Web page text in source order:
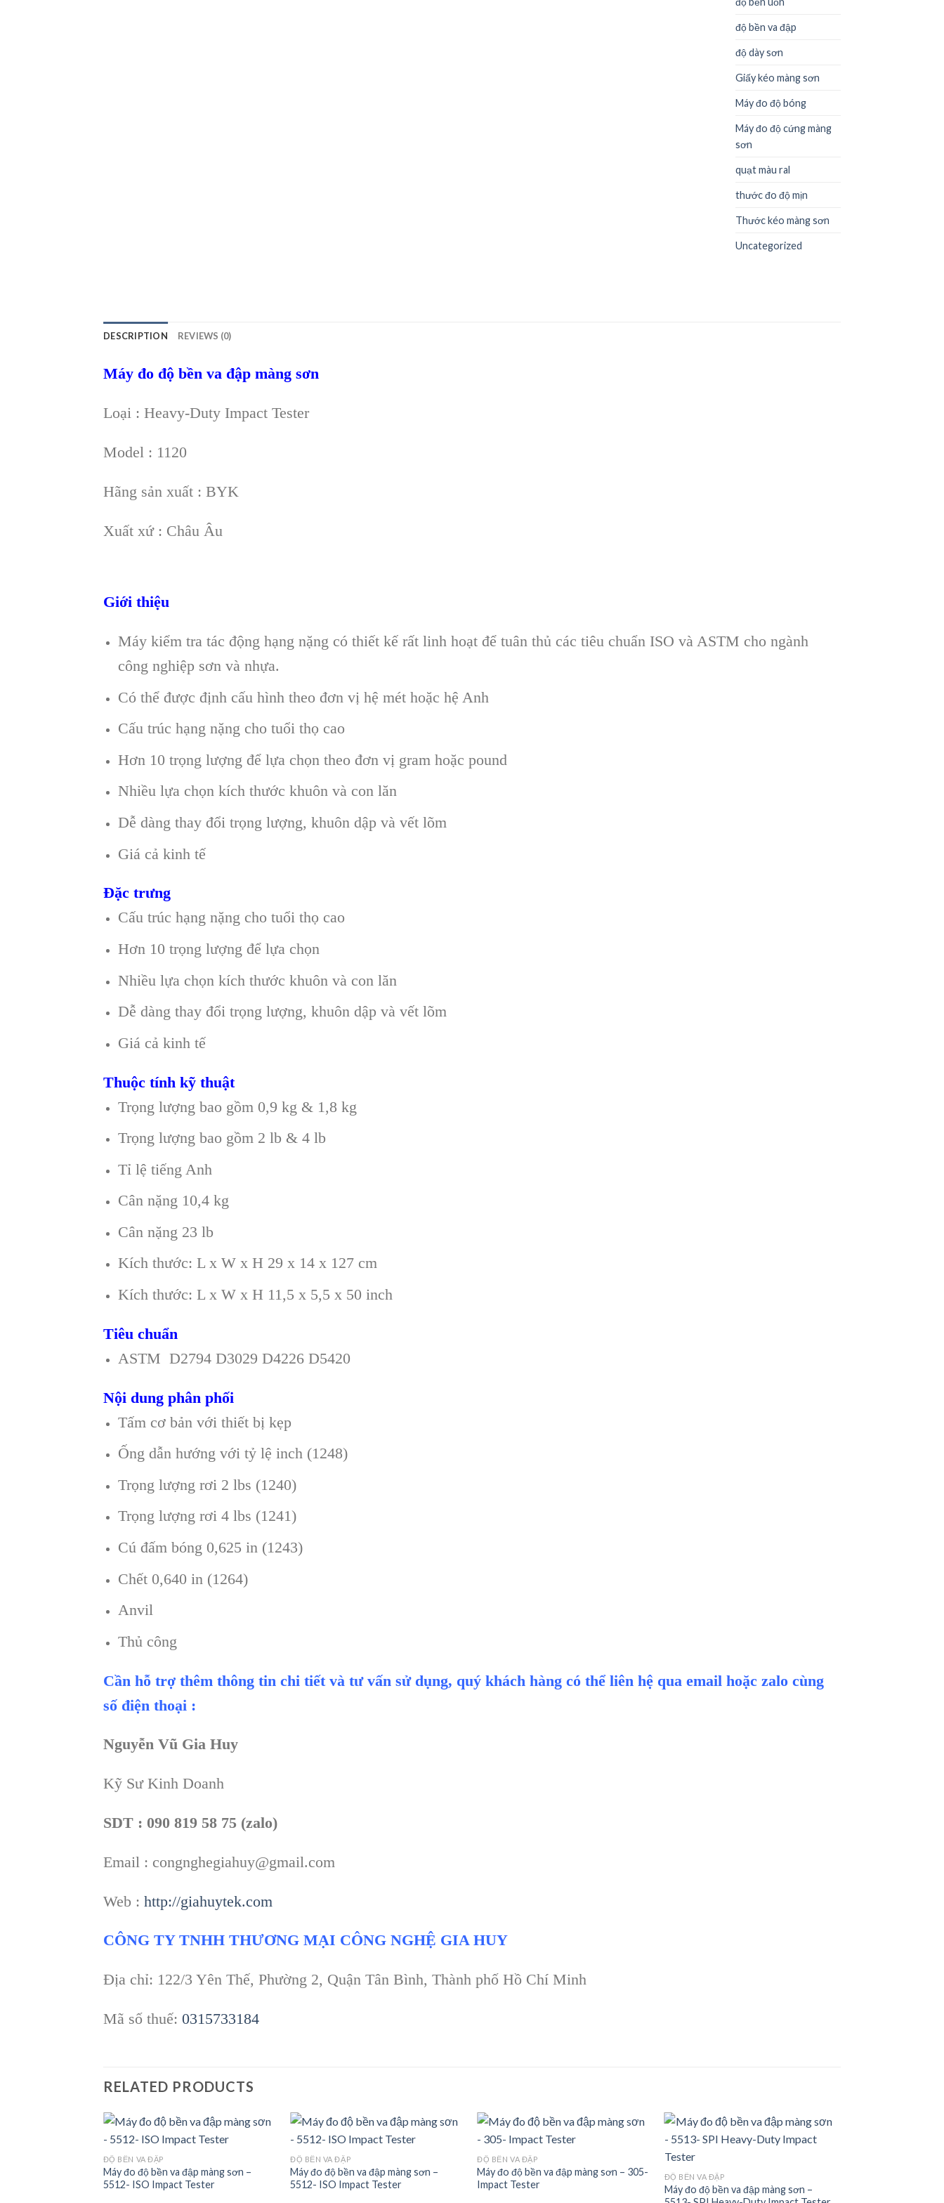
độ bền va đập
độ dày sơn
Giấy kéo màng sơn
Máy đo độ bóng
Máy đo độ cứng màng
sơn
quạt màu ral
thước đo độ mịn
Thước kéo màng sơn
Uncategorized
DESCRIPTION REVIEWS (0)
Máy đo độ bền va đập màng sơn
Loại : Heavy-Duty Impact Tester
Model : 1120
Hãng sản xuất : BYK
Xuất xứ : Châu Âu
Giới thiệu
Máy kiểm tra tác động hạng nặng có thiết kế rất linh hoạt để tuân thủ các tiêu chuẩn ISO và ASTM cho ngành
công nghiệp sơn và nhựa.
Có thể được định cấu hình theo đơn vị hệ mét hoặc hệ Anh
Cấu trúc hạng nặng cho tuổi thọ cao
Hơn 10 trọng lượng để lựa chọn theo đơn vị gram hoặc pound
Nhiều lựa chọn kích thước khuôn và con lăn
Dễ dàng thay đổi trọng lượng, khuôn dập và vết lõm
Giá cả kinh tế
Đặc trưng
Cấu trúc hạng nặng cho tuổi thọ cao
Hơn 10 trọng lượng để lựa chọn
Nhiều lựa chọn kích thước khuôn và con lăn
Dễ dàng thay đổi trọng lượng, khuôn dập và vết lõm
Giá cả kinh tế
Thuộc tính kỹ thuật
Trọng lượng bao gồm 0,9 kg & 1,8 kg
Trọng lượng bao gồm 2 lb & 4 lb
Tỉ lệ tiếng Anh
Cân nặng 10,4 kg
Cân nặng 23 lb
Kích thước: L x W x H 29 x 14 x 127 cm
Kích thước: L x W x H 11,5 x 5,5 x 50 inch
Tiêu chuẩn
ASTM D2794 D3029 D4226 D5420
Nội dung phân phối
Tấm cơ bản với thiết bị kẹp
Ống dẫn hướng với tỷ lệ inch (1248)
Trọng lượng rơi 2 lbs (1240)
Trọng lượng rơi 4 lbs (1241)
Cú đấm bóng 0,625 in (1243)
Chết 0,640 in (1264)
Anvil
Thủ công
Cần hỗ trợ thêm thông tin chi tiết và tư vấn sử dụng, quý khách hàng có thể liên hệ qua email hoặc zalo cùng
số điện thoại :
Nguyễn Vũ Gia Huy
Kỹ Sư Kinh Doanh
SDT : 090 819 58 75 (zalo)
Email : congnghegiahuy@gmail.com
Web : http://giahuytek.com
CÔNG TY TNHH THƯƠNG MẠI CÔNG NGHỆ GIA HUY
Địa chỉ: 122/3 Yên Thế, Phường 2, Quận Tân Bình, Thành phố Hồ Chí Minh
Mã số thuế: 0315733184
RELATED PRODUCTS
Add to
ĐỘ BỀN VA ĐẬP
Máy đo độ bền va đập màng sơn –
5512- ISO Impact Tester
Add to
ĐỘ BỀN VA ĐẬP
Máy đo độ bền va đập màng sơn –
5512- ISO Impact Tester
Add to
ĐỘ BỀN VA ĐẬP
Máy đo độ bền va đập màng sơn – 305-
Impact Tester
ĐỘ BỀN VA ĐẬP
Máy đo độ bền va đập màng sơn –